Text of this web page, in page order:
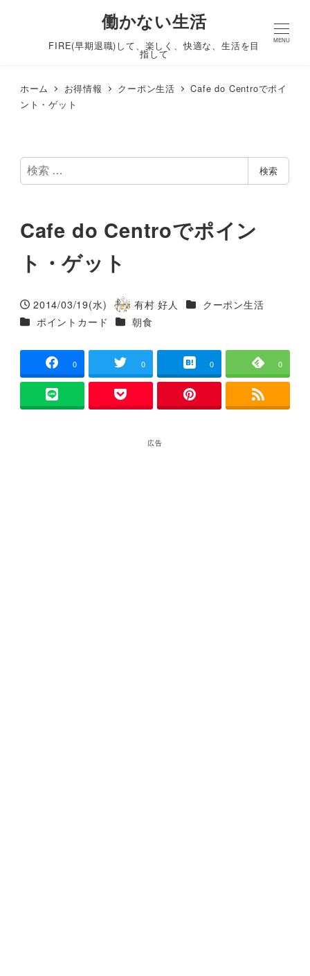
働かない生活
FIRE(早期退職)して、楽しく、快適な、生活を目
指して
MENU
ホーム お得情報 クーポン生活
Cafe do Centroでポイ
ント・ゲット
検
索
検索
Cafe do Centroでポイン
ト・ゲット
投稿日
2014/03/19(水)
著
者
有村 好人 カテゴリー
クーポン生活
カテゴリー
ポイントカード カテゴリー
朝食
0 0 0 0
広告